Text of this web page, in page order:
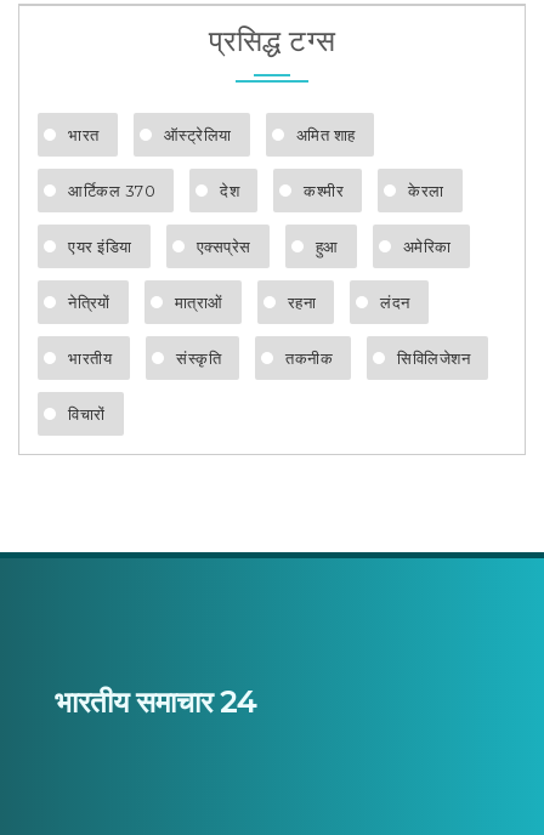
प्रसिद्ध टग्स
भारत ऑस्ट्रेलिया अमित शाह
आर्टिकल 370 देश कश्मीर केरला
एयर इंडिया एक्सप्रेस हुआ अमेरिका
नेत्रियों मात्राओं रहना लंदन
भारतीय संस्कृति तकनीक सिविलिजेशन
विचारों
भारतीय समाचार 24